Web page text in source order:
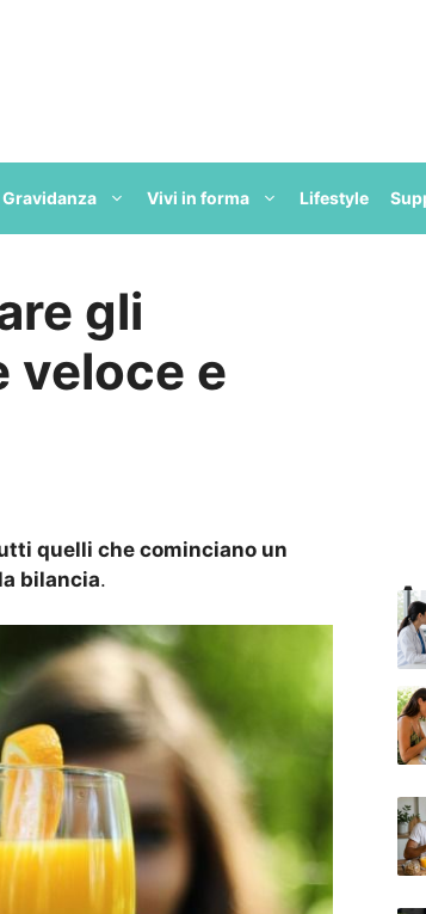
Gravidanza Vivi in forma Lifestyle
gli
veloce e
quelli che cominciano un
bilancia.